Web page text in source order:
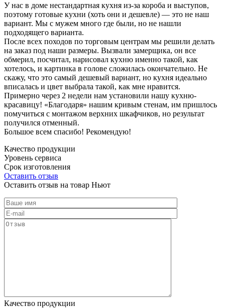
У нас в доме нестандартная кухня из-за короба и выступов,
поэтому готовые кухни (хоть они и дешевле) — это не наш
вариант. Мы с мужем много где были, но не нашли
подходящего варианта.
После всех походов по торговым центрам мы решили делать
на заказ под наши размеры. Вызвали замерщика, он все
обмерил, посчитал, нарисовал кухню именно такой, как
хотелось, и картинка в голове сложилась окончательно. Не
скажу, что это самый дешевый вариант, но кухня идеально
вписалась и цвет выбрала такой, как мне нравится.
Примерно через 2 недели нам установили нашу кухню-
красавицу! «Благодаря» нашим кривым стенам, им пришлось
помучиться с монтажом верхних шкафчиков, но результат
получился отменный.
Большое всем спасибо! Рекомендую!
Качество продукции
Уровень сервиса
Срок изготовления
Оставить отзыв
Оставить отзыв на товар Ньют
Качество продукции